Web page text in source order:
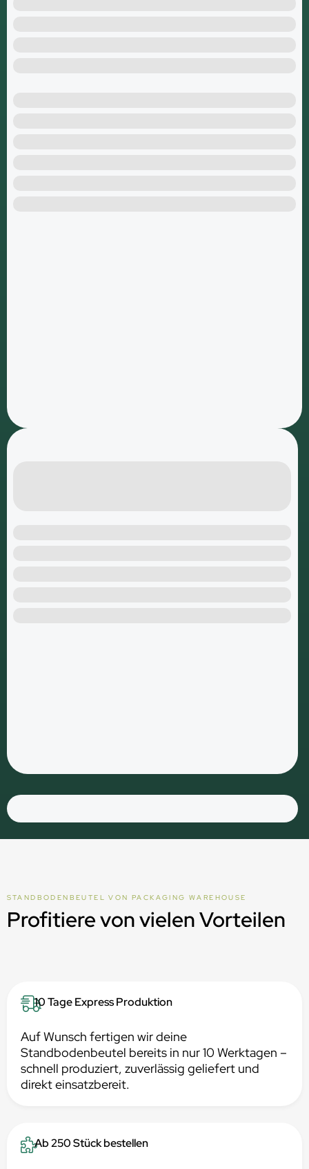
STANDBODENBEUTEL VON PACKAGING WAREHOUSE
Profitiere von vielen Vorteilen
10 Tage Express Produktion
Auf Wunsch fertigen wir deine
Standbodenbeutel bereits in nur 10 Werktagen –
schnell produziert, zuverlässig geliefert und
direkt einsatzbereit.
Ab 250 Stück bestellen